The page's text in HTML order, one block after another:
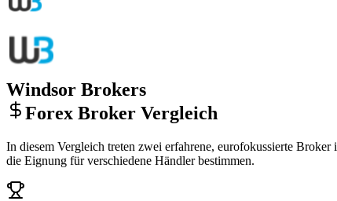
Windsor Brokers
Forex Broker Vergleich
In diesem Vergleich treten zwei erfahrene, eurofokussierte
die Eignung für verschiedene Händler bestimmen.